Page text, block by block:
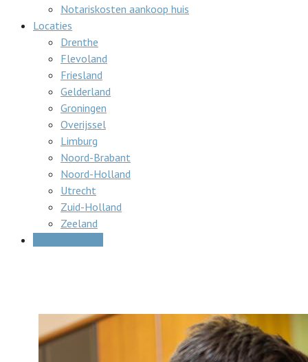
Notariskosten aankoop huis
Locaties
Drenthe
Flevoland
Friesland
Gelderland
Groningen
Overijssel
Limburg
Noord-Brabant
Noord-Holland
Utrecht
Zuid-Holland
Zeeland